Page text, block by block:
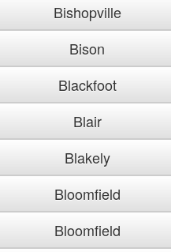
Bishopville
Bison
Blackfoot
Blair
Blakely
Bloomfield
Bloomfield